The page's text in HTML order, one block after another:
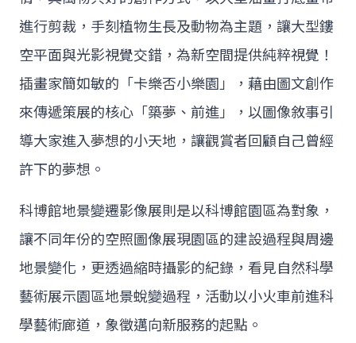
進行剪裁，手刻植物生長及動物為主題，讓大型鏤
空平面與光影視覺交錯，為新空間提供純粹視覺！
插畫家簡如敏的「卡樂否小樂園」，藉由圖文創作
來傳遞策展的核心「築夢、前進」，以圖像敘事引
導大家進入夢想的小天地，讓觀賞者回顧自己曾經
許下的夢想。
科博館地景變遷影像展則是以科博館園區為對象，
讓不同年份的空照圖像展現園區的建設過程與周邊
地景變化，更透過縮時攝影的紀錄，看見自然科學
藝術展示園區地景蛻變過程，活動以小火車前進科
學藝術廊道，象徵邁向新服務的起點。